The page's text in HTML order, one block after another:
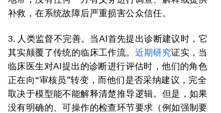
补救，在系统故障后严重损害公众信任。
3. 人类监督不完善。 当AI首先提出诊断建议时，它
其实颠覆了传统的临床工作流。 近期研究证实，当
临床医生对AI提出的诊断进行评估时，他们的角色
正在向“审核员”转变，而他们是否采纳建议，完全
取决于模型能不能解释清楚推导逻辑。但是，如果
没有明确的、可操作的检查环节要求（例如强制要